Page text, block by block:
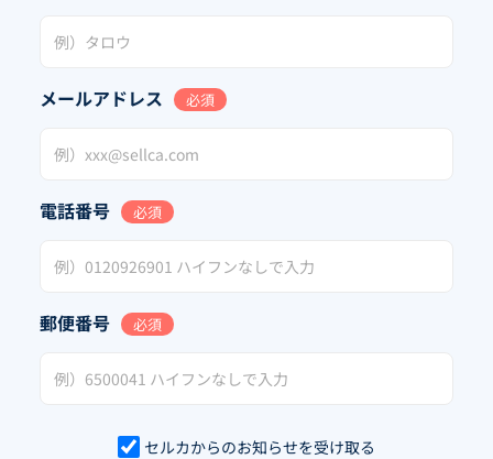
メールアドレス 必須
電話番号 必須
郵便番号 必須
セルカからのお知らせを受け取る